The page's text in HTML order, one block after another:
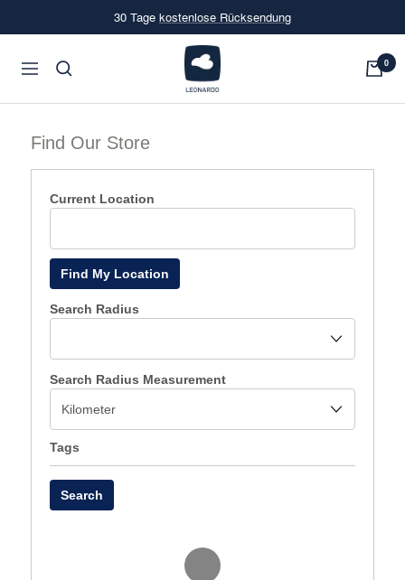
zum
30 Tage kostenlose Rücksendung
Navigation
LEONARDO
Onlineshop
0
Find Our Store
Current Location
Find My Location
Search Radius
Search Radius Measurement
Tags
Search